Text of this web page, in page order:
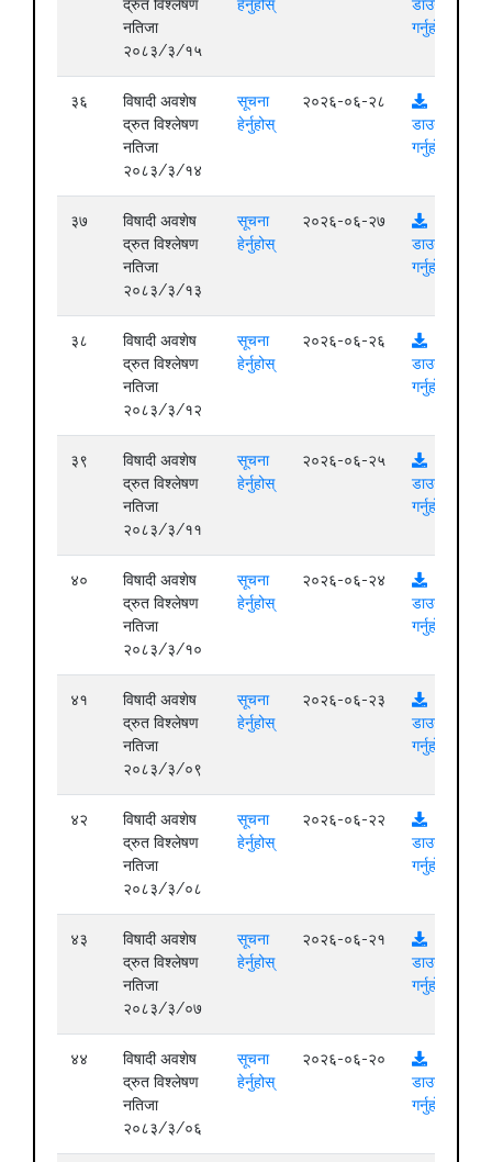
द्रुत विश्लेषण
नतिजा
२०८३/३/१५
हेर्नुहोस्
डाउनलोड
गर्नुहोस्
३६
विषादी अवशेष
द्रुत विश्लेषण
नतिजा
२०८३/३/१४
सूचना
हेर्नुहोस्
२०२६-०६-२८
डाउनलोड
गर्नुहोस्
३७
विषादी अवशेष
द्रुत विश्लेषण
नतिजा
२०८३/३/१३
सूचना
हेर्नुहोस्
२०२६-०६-२७
डाउनलोड
गर्नुहोस्
३८
विषादी अवशेष
द्रुत विश्लेषण
नतिजा
२०८३/३/१२
सूचना
हेर्नुहोस्
२०२६-०६-२६
डाउनलोड
गर्नुहोस्
३९
विषादी अवशेष
द्रुत विश्लेषण
नतिजा
२०८३/३/११
सूचना
हेर्नुहोस्
२०२६-०६-२५
डाउनलोड
गर्नुहोस्
४०
विषादी अवशेष
द्रुत विश्लेषण
नतिजा
२०८३/३/१०
सूचना
हेर्नुहोस्
२०२६-०६-२४
डाउनलोड
गर्नुहोस्
४१
विषादी अवशेष
द्रुत विश्लेषण
नतिजा
२०८३/३/०९
सूचना
हेर्नुहोस्
२०२६-०६-२३
डाउनलोड
गर्नुहोस्
४२
विषादी अवशेष
द्रुत विश्लेषण
नतिजा
२०८३/३/०८
सूचना
हेर्नुहोस्
२०२६-०६-२२
डाउनलोड
गर्नुहोस्
४३
विषादी अवशेष
द्रुत विश्लेषण
नतिजा
२०८३/३/०७
सूचना
हेर्नुहोस्
२०२६-०६-२१
डाउनलोड
गर्नुहोस्
४४
विषादी अवशेष
द्रुत विश्लेषण
नतिजा
२०८३/३/०६
सूचना
हेर्नुहोस्
२०२६-०६-२०
डाउनलोड
गर्नुहोस्